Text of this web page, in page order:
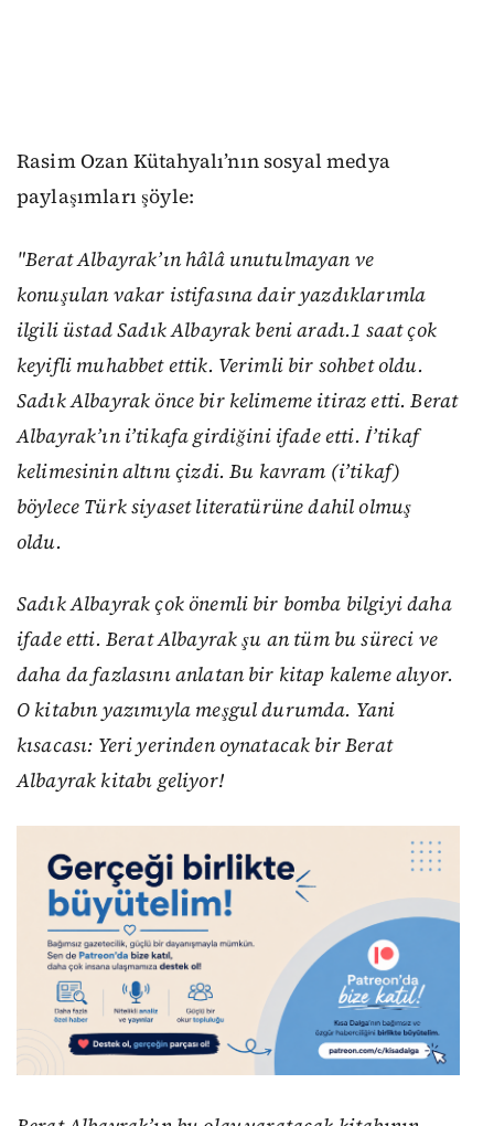
Rasim Ozan Kütahyalı’nın sosyal medya
paylaşımları şöyle:
"Berat Albayrak’ın hâlâ unutulmayan ve
konuşulan vakar istifasına dair yazdıklarımla
ilgili üstad Sadık Albayrak beni aradı.1 saat çok
keyifli muhabbet ettik. Verimli bir sohbet oldu.
Sadık Albayrak önce bir kelimeme itiraz etti. Berat
Albayrak’ın i’tikafa girdiğini ifade etti. İ’tikaf
kelimesinin altını çizdi. Bu kavram (i’tikaf)
böylece Türk siyaset literatürüne dahil olmuş
oldu.
Sadık Albayrak çok önemli bir bomba bilgiyi daha
ifade etti. Berat Albayrak şu an tüm bu süreci ve
daha da fazlasını anlatan bir kitap kaleme alıyor.
O kitabın yazımıyla meşgul durumda. Yani
kısacası: Yeri yerinden oynatacak bir Berat
Albayrak kitabı geliyor!